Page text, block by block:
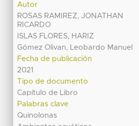
Autor
ROSAS RAMIREZ, JONATHAN
RICARDO
ISLAS FLORES, HARIZ
Gómez Olivan, Leobardo Manuel
Fecha de publicación
2021
Tipo de documento
Capítulo de Libro
Palabras clave
Quinolonas